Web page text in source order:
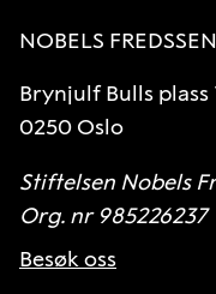
NOBELS
Brynjulf Bulls plass
0250 Oslo
Stiftelsen Nobels
Org. nr 985226237
Besøk oss